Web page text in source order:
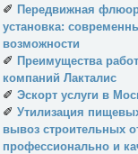
✐ Передвижная
установка:
возможности
✐ Преимущества
компаний Лакталис
✐ Эскорт услуги в
✐ Утилизация
вывоз строительных
профессионально и